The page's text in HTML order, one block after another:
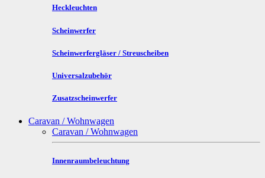
Heckleuchten
Scheinwerfer
Scheinwerfergläser / Streuscheiben
Universalzubehör
Zusatzscheinwerfer
Caravan / Wohnwagen
Caravan / Wohnwagen
Innenraumbeleuchtung